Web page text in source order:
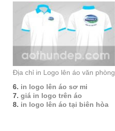
Địa chỉ in Logo lên áo văn phòng
6. in logo lên áo sơ mi
7. giá in logo trên áo
8. in logo lên áo tại biên hòa